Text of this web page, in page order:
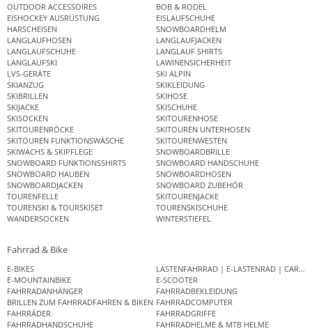
OUTDOOR ACCESSOIRES
BOB & RODEL
EISHOCKEY AUSRÜSTUNG
EISLAUFSCHUHE
HARSCHEISEN
SNOWBOARDHELM
LANGLAUFHOSEN
LANGLAUFJACKEN
LANGLAUFSCHUHE
LANGLAUF SHIRTS
LANGLAUFSKI
LAWINENSICHERHEIT
LVS-GERÄTE
SKI ALPIN
SKIANZUG
SKIKLEIDUNG
SKIBRILLEN
SKIHOSE
SKIJACKE
SKISCHUHE
SKISOCKEN
SKITOURENHOSE
SKITOURENRÖCKE
SKITOUREN UNTERHOSEN
SKITOUREN FUNKTIONSWÄSCHE
SKITOURENWESTEN
SKIWACHS & SKIPFLEGE
SNOWBOARDBRILLE
SNOWBOARD FUNKTIONSSHIRTS
SNOWBOARD HANDSCHUHE
SNOWBOARD HAUBEN
SNOWBOARDHOSEN
SNOWBOARDJACKEN
SNOWBOARD ZUBEHÖR
TOURENFELLE
SKITOURENJACKE
TOURENSKI & TOURSKISET
TOURENSKISCHUHE
WANDERSOCKEN
WINTERSTIEFEL
Fahrrad & Bike
E-BIKES
LASTENFAHRRAD | E-LASTENRAD |
E-MOUNTAINBIKE
E-SCOOTER
FAHRRADANHÄNGER
FAHRRADBEKLEIDUNG
BRILLEN ZUM FAHRRADFAHREN & BIKEN FAHRRADCOMPUTER
FAHRRÄDER
FAHRRADGRIFFE
FAHRRADHANDSCHUHE
FAHRRADHELME & MTB HELME